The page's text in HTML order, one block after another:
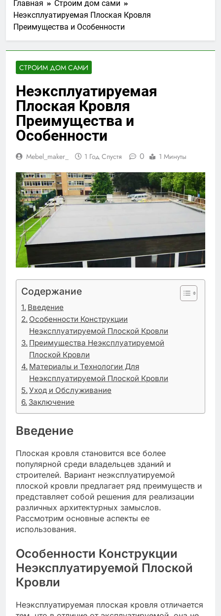
Главная
Строим дом сами
Неэксплуатируемая Плоская Кровля
Преимущества и Особенности
СТРОИМ ДОМ САМИ
Неэксплуатируемая
Плоская Кровля
Преимущества и
Особенности
Mebel_maker_ 1 Год Спустя 0 1 Минуты
Содержание
Введение
Особенности Конструкции
Неэксплуатируемой Плоской Кровли
Преимущества Неэксплуатируемой
Плоской Кровли
Материалы и Технологии Для
Неэксплуатируемой Плоской Кровли
Уход и Обслуживание
Заключение
Введение
Плоская кровля становится все более
популярной среди владельцев зданий и
строителей. Вариант неэксплуатируемой
плоской кровли предлагает ряд преимуществ и
представляет собой решения для реализации
различных архитектурных замыслов.
Рассмотрим основные аспекты ее
использования.
Особенности Конструкции
Неэксплуатируемой Плоской
Кровли
Неэксплуатируемая плоская кровля отличается